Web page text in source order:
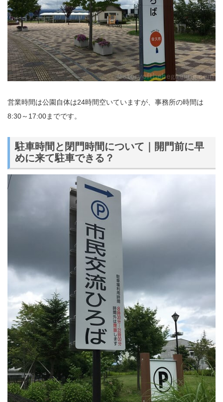
営業時間は公園自体は24時間空いていますが、事務所の時間は
8:30～17:00までです。
駐車時間と閉門時間について｜開門前に早
めに来て駐車できる？